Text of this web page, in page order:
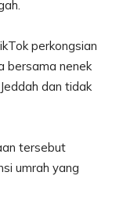
perkongsian
bersama nenek
dan tidak
tersebut
umrah yang